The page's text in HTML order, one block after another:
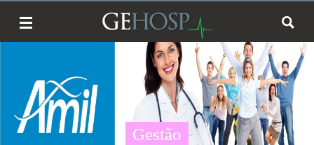
Gestão